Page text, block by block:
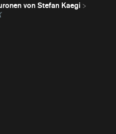
von Stefan Kaegi